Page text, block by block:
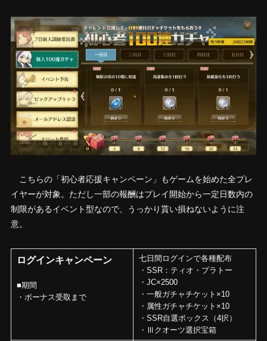
こちらの「初心者応援キャンペーン」もゲームを始めた全プレ
イヤーが対象。ただし一部の報酬はプレイ開始から一定日数内の
制限があるイベント型なので、うっかり貰い損ねないように注
意。
ログインキャンペーン
■期間
・ボーナス受取まで
七日間ログインで各種配布
・SSR：ティオ・プラトー
・JC×2500
・一般ガチャチケット×10
・属性ガチャチケット×10
・SSR自選ボックス（4択）
・Ⅲクオーツ選択宝箱